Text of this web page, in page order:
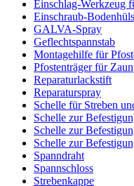
Einschlag-Werkzeug
Einschraub-
GALVA-Spray
Geflechtspannstab
Montagehilfe für
Pfostenträger für
Reparaturlackstift
Reparaturspray
Schelle für Streben
Schelle zur
Schelle zur
Schelle zur
Spanndraht
Spannschloss
Strebenkappe